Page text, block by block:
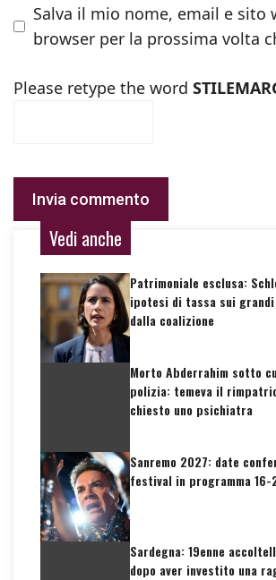
Salva il mio nome, email e sito
browser per la prossima volta
Please retype the word
Vedi anche
Patrimoniale esclusa:
ipotesi di tassa sui
dalla coalizione
Morto Abderrahim sotto
polizia: temeva il
chiesto uno psichiatra
Sanremo 2027: date
festival in programma
Sardegna: 19enne
dopo aver investito una